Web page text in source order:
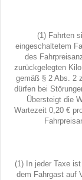
(1) Fahrten
eingeschaltetem
des
zurückgelegten
gemäß § 2 Abs. 2
dürfen bei
Übersteigt die
Wartezeit 0,20 €
(1) In jeder Taxe
dem Fahrgast auf